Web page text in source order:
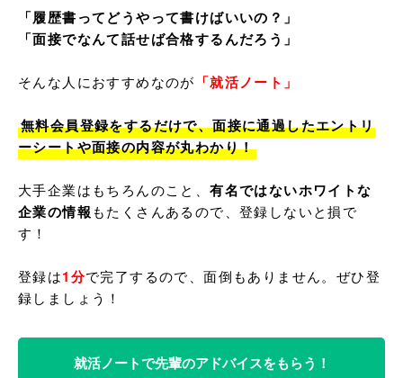
「履歴書ってどうやって書けばいいの？」
「面接でなんて話せば合格するんだろう」
そんな人におすすめなのが 「就活ノート」
無料会員登録をするだけで、面接に通過したエントリ
ーシートや面接の内容が丸わかり！
大手企業はもちろんのこと、有名ではないホワイトな
企業の情報もたくさんあるので、登録しないと損で
す！
登録は1分で完了するので、面倒もありません。ぜひ登
就活ノートで先輩のアドバイスをもらう！